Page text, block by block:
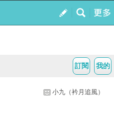
我的
訂閱
小九（衿月追風）